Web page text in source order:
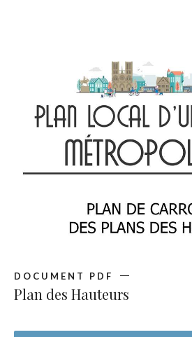
DOCUMENT PDF
Plan des Hauteurs